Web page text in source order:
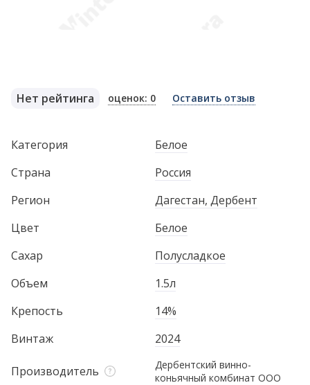
Нет рейтинга оценок: 0 Оставить отзыв
Категория
Белое
Страна
Россия
Регион
Дагестан, Дербент
Цвет
Белое
Сахар
Полусладкое
Объем
1.5л
Крепость
14%
Винтаж
2024
Производитель
Дербентский винно-
коньячный комбинат ООО